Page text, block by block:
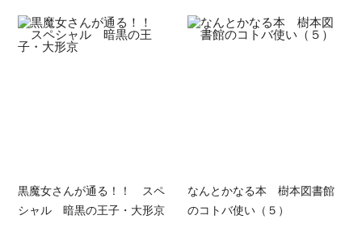
黒魔女さんが通る！！ スペ
シャル 暗黒の王子・大形京
なんとかなる本 樹本図書館
のコトバ使い（５）